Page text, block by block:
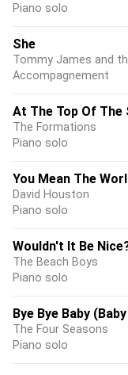
Piano solo
She
Tommy James and
Accompagnement
At The Top Of The
The Formations
Piano solo
You Mean The
David Houston
Piano solo
Wouldn't It Be
The Beach Boys
Piano solo
Bye Bye Baby
The Four Seasons
Piano solo